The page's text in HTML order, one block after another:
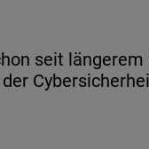
seit